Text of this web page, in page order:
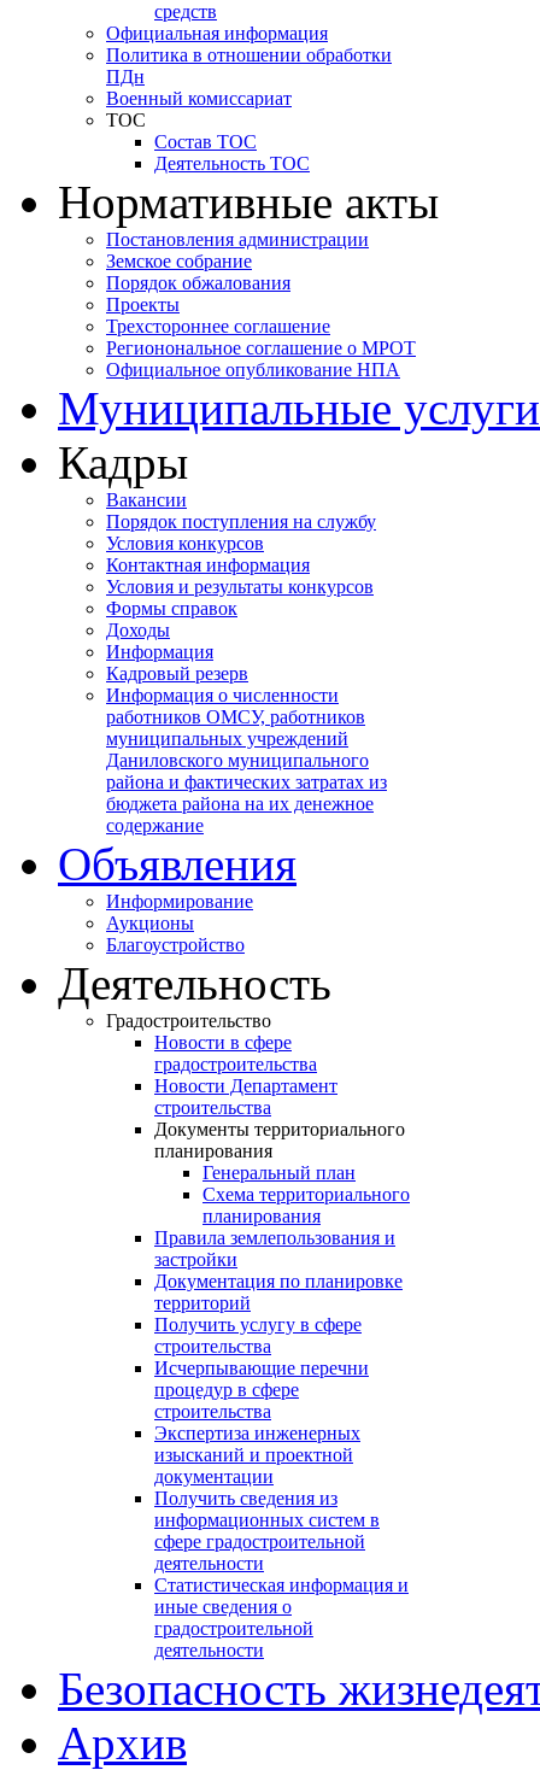
средств
Официальная информация
Политика в отношении обработки
ПДн
Военный комиссариат
ТОС
Состав ТОС
Деятельность ТОС
Нормативные акты
Постановления администрации
Земское собрание
Порядок обжалования
Проекты
Трехстороннее соглашение
Регионональное соглашение о МРОТ
Официальное опубликование НПА
Муниципальные услуги
Кадры
Вакансии
Порядок поступления на службу
Условия конкурсов
Контактная информация
Условия и результаты конкурсов
Формы справок
Доходы
Информация
Кадровый резерв
Информация о численности
работников ОМСУ, работников
муниципальных учреждений
Даниловского муниципального
района и фактических затратах из
бюджета района на их денежное
содержание
Объявления
Информирование
Аукционы
Благоустройство
Деятельность
Градостроительство
Новости в сфере
градостроительства
Новости Департамент
строительства
Документы территориального
планирования
Генеральный план
Схема территориального
планирования
Правила землепользования и
застройки
Документация по планировке
территорий
Получить услугу в сфере
строительства
Исчерпывающие перечни
процедур в сфере
строительства
Экспертиза инженерных
изысканий и проектной
документации
Получить сведения из
информационных систем в
сфере градостроительной
деятельности
Статистическая информация и
иные сведения о
градостроительной
деятельности
Безопасность
Архив